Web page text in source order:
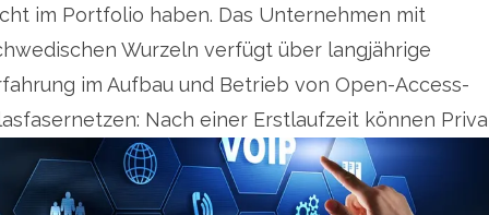
im Portfolio haben. Das Unternehmen mit
Wurzeln verfügt über langjährige
im Aufbau und Betrieb von Open-Access-
Nach einer Erstlaufzeit können